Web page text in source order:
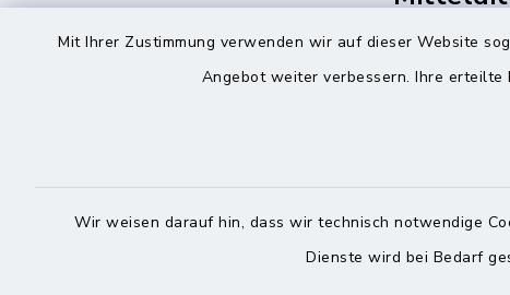
Mit Ihrer Zustimmung verwenden wir auf dieser Website
Angebot weiter verbessern. Ihre
Wir weisen darauf hin, dass wir technisch notwendige
Dienste wird bei Bedarf
25704
04832
04832